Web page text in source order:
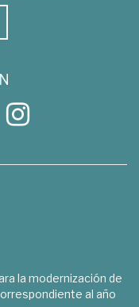
la modernización de
al año